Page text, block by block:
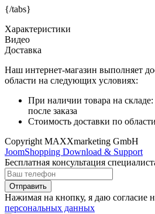
{/tabs}
Характеристики
Видео
Доставка
Наш интернет-магазин выполняет
области на следующих условиях:
При наличии товара на
после заказа
Стоимость доставки по
Copyright MAXXmarketing GmbH
JoomShopping Download & Support
Бесплатная консультация
Отправить
Нажимая на кнопку, я даю согласие
персональных данных